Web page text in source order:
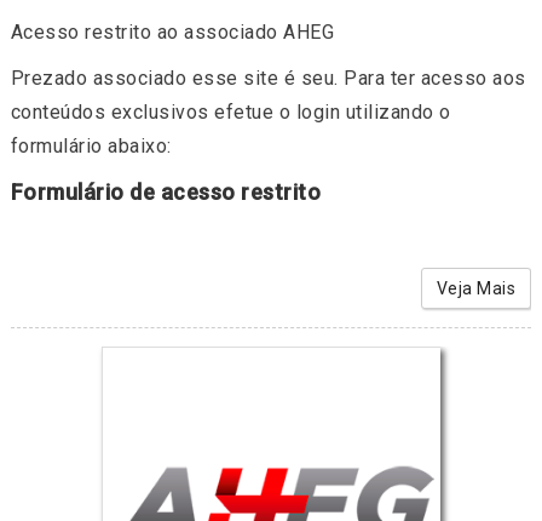
Acesso restrito ao associado AHEG
Prezado associado esse site é seu. Para ter acesso aos
conteúdos exclusivos efetue o login utilizando o
formulário abaixo:
Formulário de acesso restrito
Veja Mais